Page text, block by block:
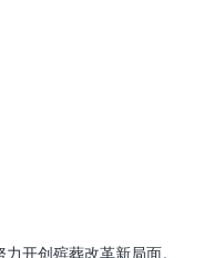
开创殡葬改革新局面。